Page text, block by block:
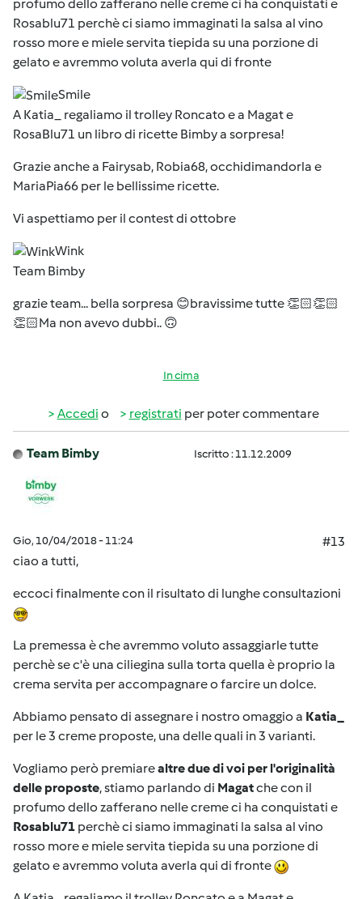
profumo dello zafferano nelle creme ci ha conquistati e
Rosablu71 perchè ci siamo immaginati la salsa al vino
rosso more e miele servita tiepida su una porzione di
gelato e avremmo voluta averla qui di fronte
Smile
A Katia_ regaliamo il trolley Roncato e a Magat e
RosaBlu71 un libro di ricette Bimby a sorpresa!
Grazie anche a Fairysab, Robia68, occhidimandorla e
MariaPia66 per le bellissime ricette.
Vi aspettiamo per il contest di ottobre
Wink
Team Bimby
grazie team... bella sorpresa 😊bravissime tutte 👏🏻👏🏻
👏🏻Ma non avevo dubbi.. 🙃
In cima
Accedi o registrati per poter commentare
Team Bimby Iscritto : 11.12.2009
Gio, 10/04/2018 - 11:24
#13
ciao a tutti,
eccoci finalmente con il risultato di lunghe consultazioni
La premessa è che avremmo voluto assaggiarle tutte
perchè se c'è una ciliegina sulla torta quella è proprio la
crema servita per accompagnare o farcire un dolce.
Abbiamo pensato di assegnare i nostro omaggio a Katia_
per le 3 creme proposte, una delle quali in 3 varianti.
Vogliamo però premiarealtre due di voi per l'originalità
delle proposte, stiamo parlando di Magatche con il
profumo dello zafferano nelle creme ci ha conquistati e
Rosablu71 perchè ci siamo immaginati la salsa al vino
rosso more e miele servita tiepida su una porzione di
gelato e avremmo voluta averla qui di fronte